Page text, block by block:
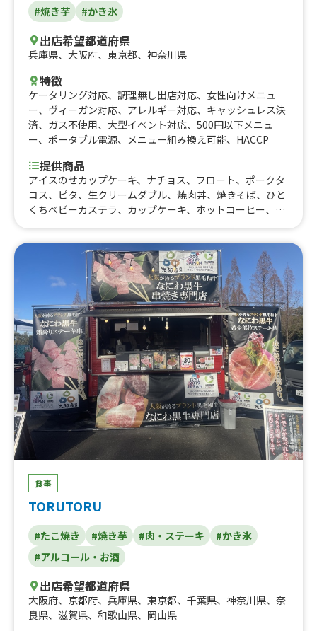
#焼き芋 #かき氷
出店希望都道府県
兵庫県、 大阪府、 東京都、 神奈川県
特徴
ケータリング対応、 調理無し出店対応、 女性向けメニュ
ー、 ヴィーガン対応、 アレルギー対応、 キャッシュレス決
済、 ガス不使用、 大型イベント対応、 500円以下メニュ
ー、 ポータブル電源、 メニュー組み換え可能、 HACCP
提供商品
アイスのせカップケーキ、ナチョス、フロート、ポークタ
コス、ピタ、生クリームダブル、焼肉丼、焼きそば、ひと
くちベビーカステラ、カップケーキ、ホットコーヒー、お
フロート、おいものクリームブリュレ、おいもの2色だん
ご、おいもブリュレ、ジュース、黒蜜きなこボール、かき
氷、冷やし芋、焼き芋
食事
TORUTORU
#たこ焼き #焼き芋 #肉・ステーキ
#かき氷
#アルコール・お酒
出店希望都道府県
大阪府、 京都府、 兵庫県、 東京都、 千葉県、 神奈川県、 奈
良県、 滋賀県、 和歌山県、 岡山県